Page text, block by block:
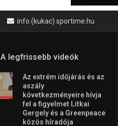
info (kukac) sportime.hu
A legfrissebb videók
Az extrém időjárás és az
aszály
következményeire hívja
fel a figyelmet Litkai
Gergely és a Greenpeace
közös híradója